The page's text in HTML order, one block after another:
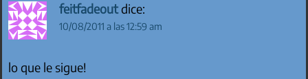
feitfadeoutdice:
10/08/2011 a las 12:59 am
lo que le sigue!